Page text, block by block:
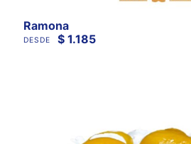
Ramona
DESDE $1.185